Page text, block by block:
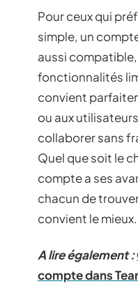
Pour ceux qui
simple, un
aussi
fonctionnalités
convient
ou aux
collaborer sans
Quel que soit le
compte a ses
chacun de
convient le mieux.
A lire également :
compte dans